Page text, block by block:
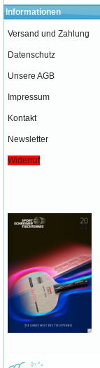
Informationen
Versand und Zahlung
Datenschutz
Unsere AGB
Impressum
Kontakt
Newsletter
Widerruf